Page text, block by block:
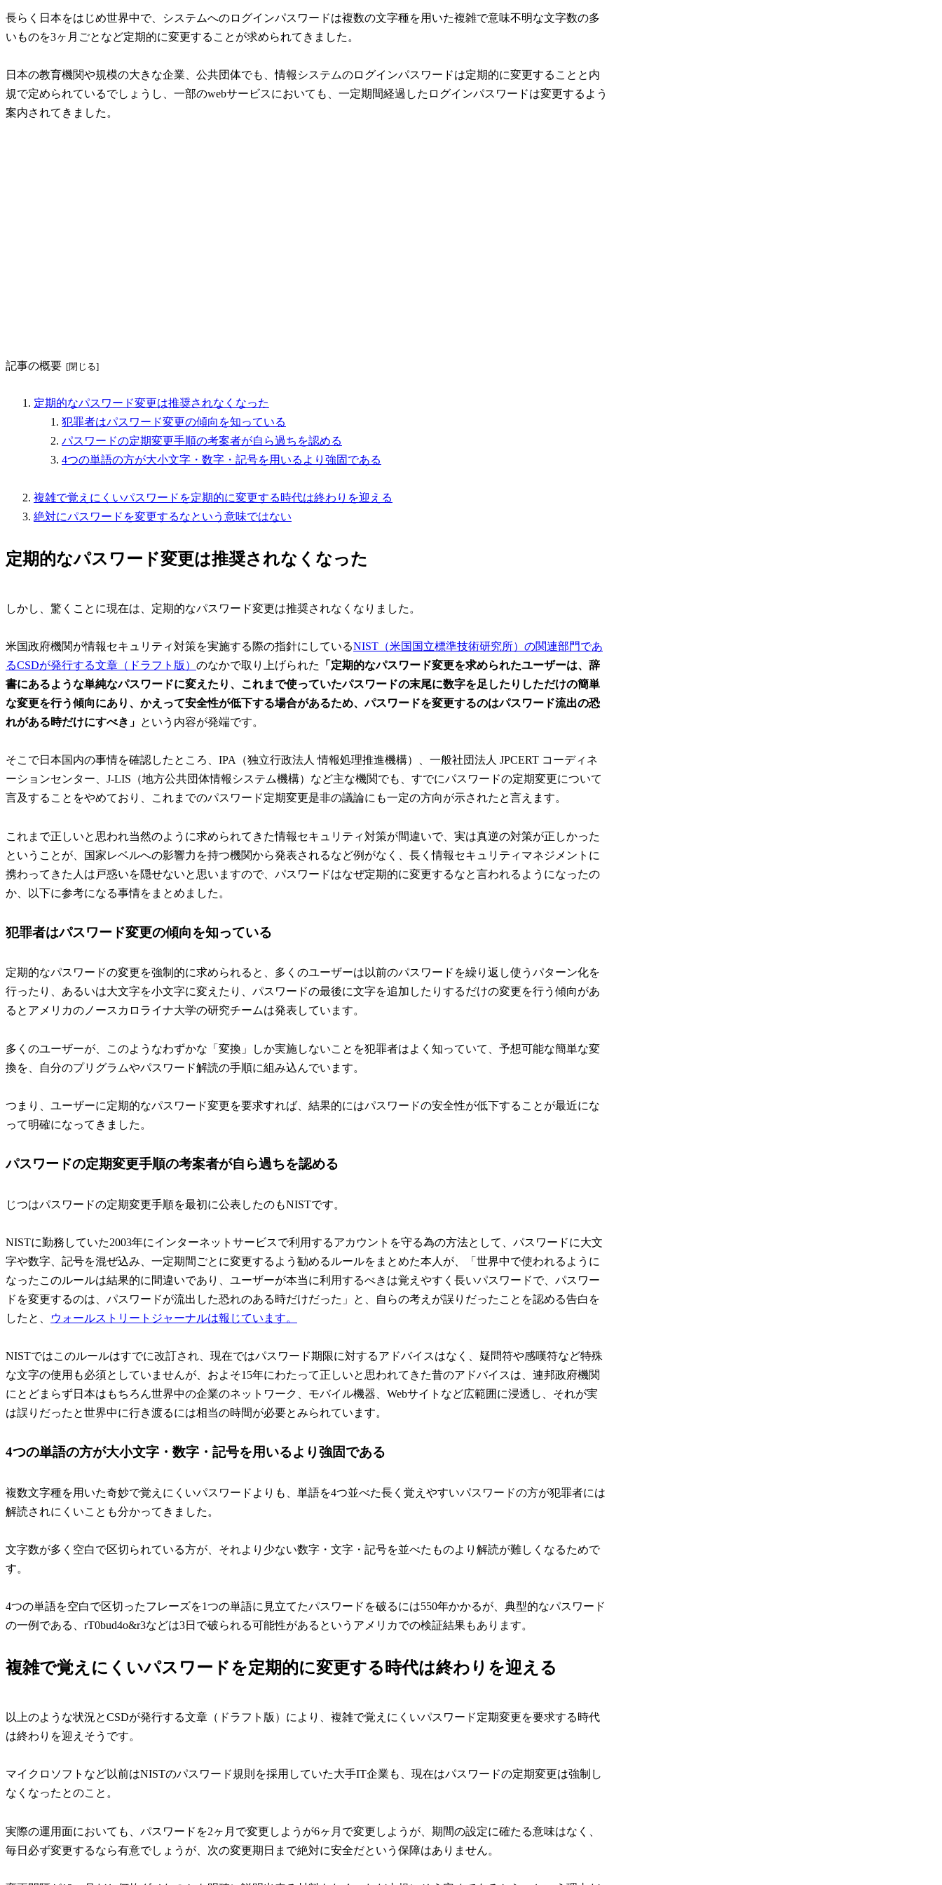
長らく日本をはじめ世界中で、システムへのログインパスワードは複数の文字種を用いた複雑で意味不明な文字数の多
いものを3ヶ月ごとなど定期的に変更することが求められてきました。
日本の教育機関や規模の大きな企業、公共団体でも、情報システムのログインパスワードは定期的に変更することと内
規で定められているでしょうし、一部のwebサービスにおいても、一定期間経過したログインパスワードは変更するよう
案内されてきました。
記事の概要
定期的なパスワード変更は推奨されなくなった
犯罪者はパスワード変更の傾向を知っている
パスワードの定期変更手順の考案者が自ら過ちを認める
4つの単語の方が大小文字・数字・記号を用いるより強固である
複雑で覚えにくいパスワードを定期的に変更する時代は終わりを迎える
絶対にパスワードを変更するなという意味ではない
定期的なパスワード変更は推奨されなくなった
しかし、驚くことに現在は、定期的なパスワード変更は推奨されなくなりました。
米国政府機関が情報セキュリティ対策を実施する際の指針にしているNIST（米国国立標準技術研究所）の関連部門であ
るCSDが発行する文章（ドラフト版） のなかで取り上げられた
「定期的なパスワード変更を求められたユーザーは、辞
書にあるような単純なパスワードに変えたり、これまで使っていたパスワードの末尾に数字を足したりしただけの簡単
な変更を行う傾向にあり、かえって安全性が低下する場合があるため、パスワードを変更するのはパスワード流出の恐
れがある時だけにすべき」 という内容が発端です。
そこで日本国内の事情を確認したところ、IPA（独立行政法人 情報処理推進機構）、一般社団法人 JPCERT コーディネ
ーションセンター、J-LIS（地方公共団体情報システム機構）など主な機関でも、すでにパスワードの定期変更について
言及することをやめており、これまでのパスワード定期変更是非の議論にも一定の方向が示されたと言えます。
これまで正しいと思われ当然のように求められてきた情報セキュリティ対策が間違いで、実は真逆の対策が正しかった
ということが、国家レベルへの影響力を持つ機関から発表されるなど例がなく、長く情報セキュリティマネジメントに
携わってきた人は戸惑いを隠せないと思いますので、パスワードはなぜ定期的に変更するなと言われるようになったの
か、以下に参考になる事情をまとめました。
犯罪者はパスワード変更の傾向を知っている
定期的なパスワードの変更を強制的に求められると、多くのユーザーは以前のパスワードを繰り返し使うパターン化を
行ったり、あるいは大文字を小文字に変えたり、パスワードの最後に文字を追加したりするだけの変更を行う傾向があ
るとアメリカのノースカロライナ大学の研究チームは発表しています。
多くのユーザーが、このようなわずかな「変換」しか実施しないことを犯罪者はよく知っていて、予想可能な簡単な変
換を、自分のプリグラムやパスワード解読の手順に組み込んでいます。
つまり、ユーザーに定期的なパスワード変更を要求すれば、結果的にはパスワードの安全性が低下することが最近にな
って明確になってきました。
パスワードの定期変更手順の考案者が自ら過ちを認める
じつはパスワードの定期変更手順を最初に公表したのもNISTです。
NISTに勤務していた2003年にインターネットサービスで利用するアカウントを守る為の方法として、パスワードに大文
字や数字、記号を混ぜ込み、一定期間ごとに変更するよう勧めるルールをまとめた本人が、「世界中で使われるように
なったこのルールは結果的に間違いであり、ユーザーが本当に利用するべきは覚えやすく長いパスワードで、パスワー
ドを変更するのは、パスワードが流出した恐れのある時だけだった」と、自らの考えが誤りだったことを認める告白を
したと、
ウォールストリートジャーナルは報じています。
NISTではこのルールはすでに改訂され、現在ではパスワード期限に対するアドバイスはなく、疑問符や感嘆符など特殊
な文字の使用も必須としていませんが、およそ15年にわたって正しいと思われてきた昔のアドバイスは、連邦政府機関
にとどまらず日本はもちろん世界中の企業のネットワーク、モバイル機器、Webサイトなど広範囲に浸透し、それが実
は誤りだったと世界中に行き渡るには相当の時間が必要とみられています。
4つの単語の方が大小文字・数字・記号を用いるより強固である
複数文字種を用いた奇妙で覚えにくいパスワードよりも、単語を4つ並べた長く覚えやすいパスワードの方が犯罪者には
解読されにくいことも分かってきました。
文字数が多く空白で区切られている方が、それより少ない数字・文字・記号を並べたものより解読が難しくなるためで
す。
4つの単語を空白で区切ったフレーズを1つの単語に見立てたパスワードを破るには550年かかるが、典型的なパスワード
の一例である、rT0bud4o&r3などは3日で破られる可能性があるというアメリカでの検証結果もあります。
複雑で覚えにくいパスワードを定期的に変更する時代は終わりを迎える
以上のような状況とCSDが発行する文章（ドラフト版）により、複雑で覚えにくいパスワード定期変更を要求する時代
は終わりを迎えそうです。
マイクロソフトなど以前はNISTのパスワード規則を採用していた大手IT企業も、現在はパスワードの定期変更は強制し
なくなったとのこと。
実際の運用面においても、パスワードを2ヶ月で変更しようが6ヶ月で変更しようが、期間の設定に確たる意味はなく、
毎日必ず変更するなら有意でしょうが、次の変更期日まで絶対に安全だという保障はありません。